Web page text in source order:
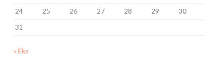
24
25 26 27 28 29
30
31
« Eka